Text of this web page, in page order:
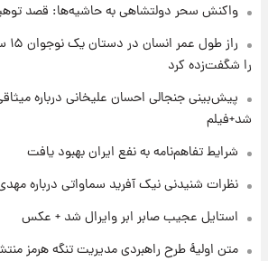
۱ روز پیش
۱ روز پیش
۱ روز پیش
شرایط تازه فروش
شاهین، کوییک، اطلس،
واکنش سحر دولتشاهی به حاشیه‌ها: قصد
را شگفت‌زده کرد
پیش‌بینی جنجالی احسان علیخانی درباره
شد+فیلم
شرایط تفاهم‌نامه به نفع ایران بهبود یافت
نظرات شنیدنی نیک آفرید سماواتی درباره
استایل عجیب صابر ابر وایرال شد + عکس
متن اولیۀ طرح راهبردی مدیریت تنگه هرمز